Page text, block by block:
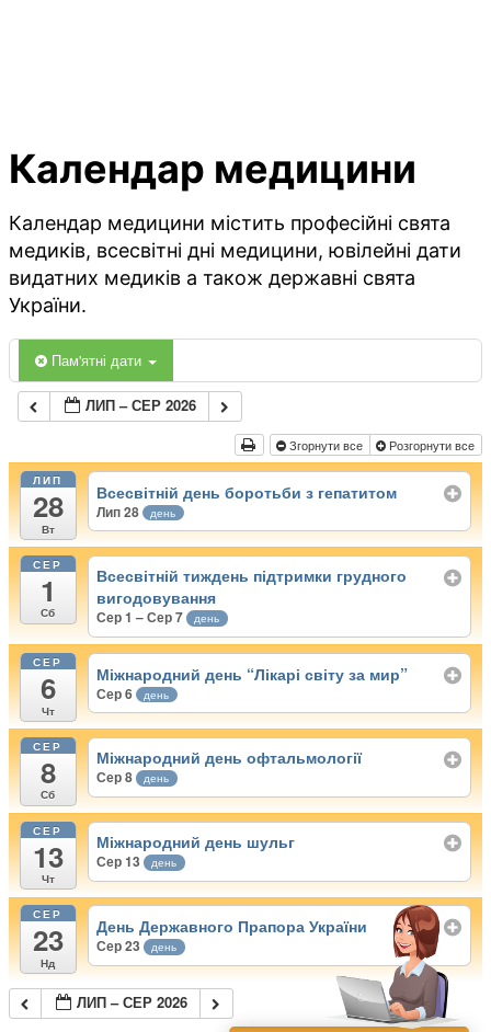
Календар медицини
Календар медицини містить професійні свята
медиків, всесвітні дні медицини, ювілейні дати
видатних медиків а також державні свята
України.
Пам'ятні дати
ЛИП – СЕР 2026
Згорнути все Розгорнути все
ЛИП
28
Вт
Всесвітній день боротьби з гепатитом
Лип 28 день
СЕР
1
Сб
Всесвітній тиждень підтримки грудного
вигодовування
Сер 1 – Сер 7 день
СЕР
6
Чт
Міжнародний день “Лікарі світу за мир”
Сер 6 день
СЕР
8
Сб
Міжнародний день офтальмології
Сер 8 день
СЕР
13
Чт
Міжнародний день шульг
Сер 13 день
СЕР
23
Нд
День Державного Прапора України
Сер 23 день
ЛИП – СЕР 2026